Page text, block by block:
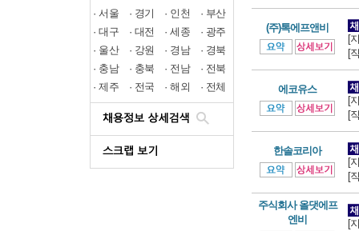
· 서울 · 경기 · 인천 · 부산
· 대구 · 대전 · 세종 · 광주
· 울산 · 강원 · 경남 · 경북
· 충남 · 충북 · 전남 · 전북
· 제주 · 전국 · 해외 · 전체
(주)톡에프앤비
[
[
에코유스
[
[
한솔코리아
[
[
주식회사 올댓에프
엔비
[